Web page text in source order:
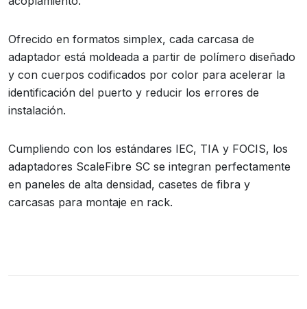
Ofrecido en formatos simplex, cada carcasa de
adaptador está moldeada a partir de polímero diseñado
y con cuerpos codificados por color para acelerar la
identificación del puerto y reducir los errores de
instalación.
Cumpliendo con los estándares IEC, TIA y FOCIS, los
adaptadores ScaleFibre SC se integran perfectamente
en paneles de alta densidad, casetes de fibra y
carcasas para montaje en rack.